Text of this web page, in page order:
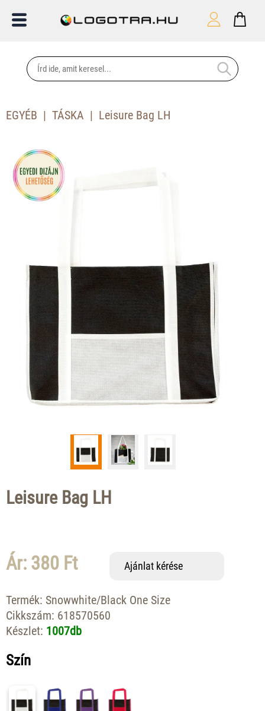
EGYÉB TÁSKA Leisure Bag LH
Leisure Bag LH
Ár: 380 Ft Ajánlat kérése
Termék: Snowwhite/Black One Size
Cikkszám: 618570560
Készlet: 1007db
Szín